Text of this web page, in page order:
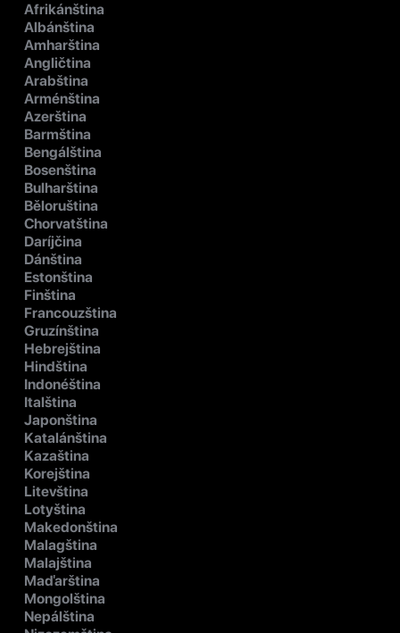
Afrikánština
Albánština
Amharština
Angličtina
Arabština
Arménština
Azerština
Barmština
Bengálština
Bosenština
Bulharština
Běloruština
Chorvatština
Daríjčina
Dánština
Estonština
Finština
Francouzština
Gruzínština
Hebrejština
Hindština
Indonéština
Italština
Japonština
Katalánština
Kazaština
Korejština
Litevština
Lotyština
Makedonština
Malagština
Malajština
Maďarština
Mongolština
Nepálština